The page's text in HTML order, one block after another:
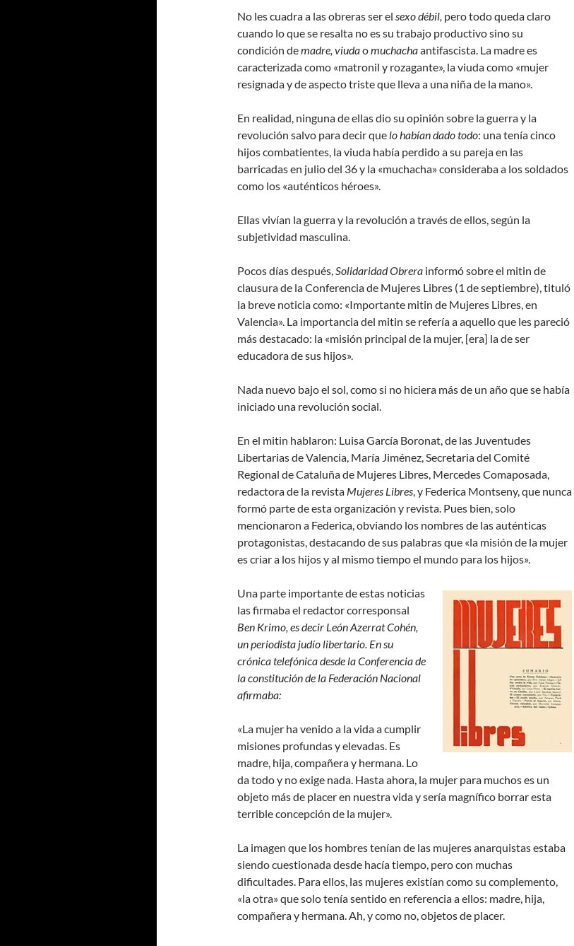
No les cuadra a las obreras ser el sexo débil, pero todo queda claro
cuando lo que se resalta no es su trabajo productivo sino su
condición demadre, viudaomuchachaantifascista. La madre es
caracterizada como «matronil y rozagante», la viuda como «mujer
resignada y de aspecto triste que lleva a una niña de la mano».
En realidad, ninguna de ellas dio su opinión sobre la guerra y la
revolución salvo para decir que lo habían dado todo: una tenía cinco
hijos combatientes, la viuda había perdido a su pareja en las
barricadas en julio del 36 y la «muchacha» consideraba a los soldados
como los «auténticos héroes».
Ellas vivían la guerra y la revolución a través de ellos, según la
subjetividad masculina.
Pocos días después,Solidaridad Obrera informó sobre el mitin de
clausura de la Conferencia de Mujeres Libres (1 de septiembre), tituló
la breve noticia como: «Importante mitin de Mujeres Libres, en
Valencia». La importancia del mitin se refería a aquello que les pareció
más destacado: la «misión principal de la mujer, [era] la de ser
educadora de sus hijos».
Nada nuevo bajo el sol, como si no hiciera más de un año que se había
iniciado una revolución social.
En el mitin hablaron: Luisa García Boronat, de las Juventudes
Libertarias de Valencia, María Jiménez, Secretaria del Comité
Regional de Cataluña de Mujeres Libres, Mercedes Comaposada,
redactora de la revista Mujeres Libres, y Federica Montseny, que nunca
formó parte de esta organización y revista. Pues bien, solo
mencionaron a Federica, obviando los nombres de las auténticas
protagonistas, destacando de sus palabras que «la misión de la mujer
es criar a los hijos y al mismo tiempo el mundo para los hijos».
Una parte importante de estas noticias
las firmaba el redactor corresponsal
Ben Krimo, es decir León Azerrat Cohén,
un periodista judío libertario. En su
crónica telefónica desde la Conferencia de
la constitución de la Federación Nacional
afirmaba:
«La mujer ha venido a la vida a cumplir
misiones profundas y elevadas. Es
madre, hija, compañera y hermana. Lo
da todo y no exige nada. Hasta ahora, la mujer para muchos es un
objeto más de placer en nuestra vida y sería magnífico borrar esta
terrible concepción de la mujer».
La imagen que los hombres tenían de las mujeres anarquistas estaba
siendo cuestionada desde hacía tiempo, pero con muchas
dificultades. Para ellos, las mujeres existían como su complemento,
«la otra» que solo tenía sentido en referencia a ellos: madre, hija,
compañera y hermana. Ah, y como no, objetos de placer.